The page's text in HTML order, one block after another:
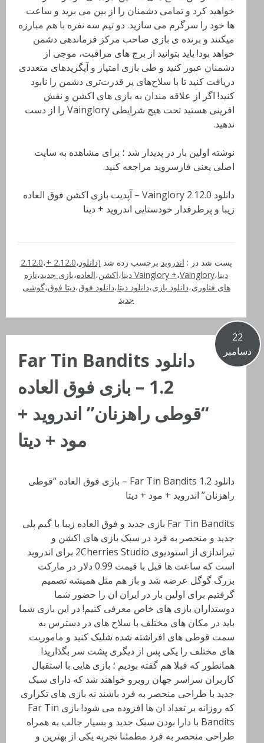
خواهید کرد و تمامی دشمنان را از بین می برید و ساعت
ها خود را سرگرم می سازید. دو تیم سه نفره با هم مبارزه
میکنند و برنده ی بازی صاحب مرکز فرماندهی دشمن
خواهد بود! باید‌ بتوانید از برج های مراقبت، موجی از
دشمنان عبور کنید و طی بازی امتیاز و آپگرید‌های متعددی
دریافت کنید تا با سلاح‌های پر قدرت‌تری دشمن را نابود
کنید! اگر از علاقه مندان به بازی های اکشن و نقش
افرینی هستید تحت هیچ شرایطی Vainglory را از دست
ندهید.
نوشته اولین بار در پدیدار شد ؛ برای مشاهده به سایت
اصلی یعنی فارسروید مراجعه کنید.
دانلود Vainglory 2.12.0 – آپدیت بازی اکشن فوق العاده
زیبا و پرطرفدار خودستایی اندروید + دیتا
پست شد در : اندروید برچسب زده شد (دانلود،2.12.0 + ،2.12.0
دیتا، Vainglory +،Vainglory دیتا ،اکشن،العاده،بازی جدید،تازه
های فناوری،دانلود بازی،دانلود دیتا،دانلود فوق،دیتا فوق،گوشی
جدید
22
دسامبر
دانلود Far Tin Bandits
1.2 – بازی فوق العاده
“قوطی راهزنان” اندروید +
مود + دیتا
دانلود Far Tin Bandits 1.2 – بازی فوق العاده “قوطی
راهزنان” اندروید + مود + دیتا
Far Tin Bandits بازی جدید و فوق العاده زیبا با گیم پلی
جدید و منحصر به فرد در سبک بازی های اکشن و
تیراندازی از استودیوی 2Cherries Studio برای اندروید
است که ساعت ها قبل با قیمت 0.99 دلار در مارکت
بزرگ گوگل عرضه شد و باز هم مثل همیشه تصمیم
گرفتیم برای اولین بار در ایران ان را حضور شما
دوستداران بازی های خاص معرفی کنیم! در این بازی شما
باید در مکان های مختلف با سلاح های در دسترس به
سمت قوطی های افراشته شده شلیک کنید و ماموریت
های مختلف را یکی پس از دیگری پشت سر بگذارید!
همانطور که قبلا هم گفته بودیم ؛ بازی هایی با استقبال
کاربران سراسر جهان روبرو خواهند شد که دارای سبک
جدید با طراحی منحصر به فرد باشند نه بازی های تکراری
که روزانه بر تعداد ان ها افزوده می شود! بازی Far Tin
Bandits با دارا بودن سبک جدید و بسیار جالب به همراه
طراحی منحصر به فرد مطمئنا تجربه یکی از بهترین و